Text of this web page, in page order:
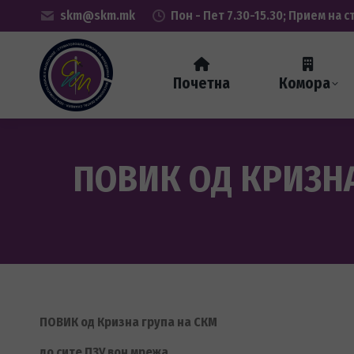
skm@skm.mk Пон - Пет 7.30-15.30; Прием на
Почетна Комора
ПОВИК ОД
ПОВИК од Кризна група на СКМ